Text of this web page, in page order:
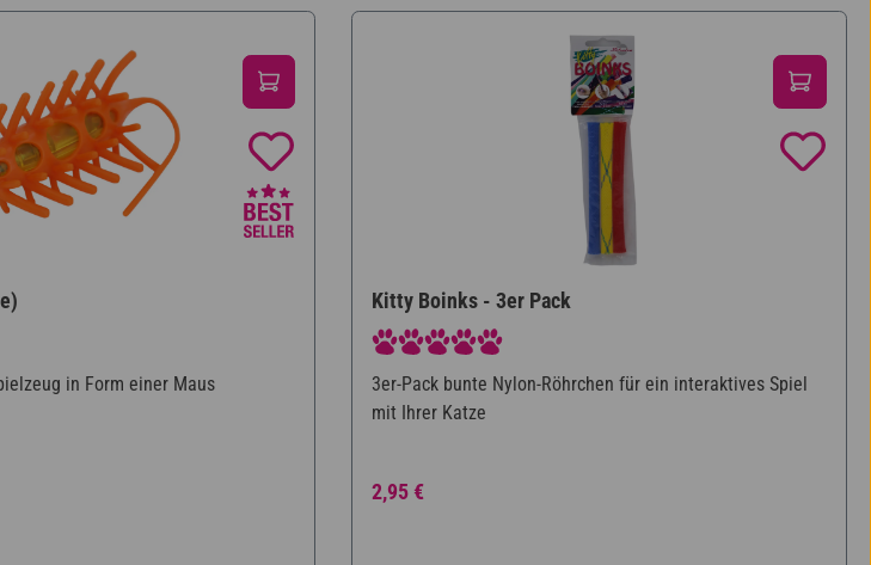
von 4.75 von 5 Sternen
in Form einer Maus
Kitty Boinks - 3er Pack
Durchschnittliche Bewertung von 5 von 5 Sternen
3er-Pack bunte Nylon-Röhrchen für ein interaktives Spiel
mit Ihrer Katze
Regulärer Preis:
2,95 €